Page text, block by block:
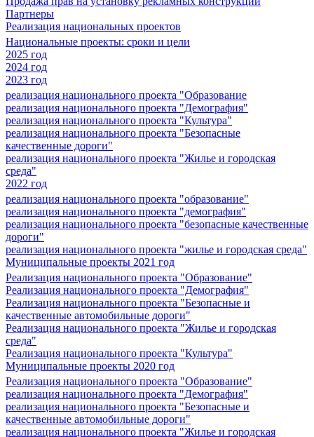
Партнеры
Реализация национальных проектов
Национальные проекты: сроки и цели
2025 год
2024 год
2023 год
реализация национального проекта "Образование
реализация национального проекта "Демография"
реализация национального проекта "Культура"
реализация национального проекта "Безопасные
качественные дороги"
реализация национального проекта "Жилье и городская
среда"
2022 год
реализация национального проекта "образование"
реализация национального проекта "демография"
реализация национального проекта "безопасные качественные
дороги"
реализация национального проекта "жилье и городская среда"
Муниципальные проекты 2021 год
Реализация национального проекта "Образование"
Реализация национального проекта "Демография"
Реализация национального проекта "Безопасные и
качественные автомобильные дороги"
Реализация национального проекта "Жилье и городская
среда"
Реализация национального проекта "Культура"
Муниципальные проекты 2020 год
Реализация национального проекта "Образование"
реализация национального проекта "Демография"
реализация национального проекта "Безопасные и
качественные автомобильные дороги"
реализация национального проекта "Жилье и городская